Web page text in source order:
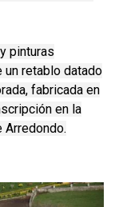
pinturas
un retablo datado
fabricada en
en la
Arredondo.